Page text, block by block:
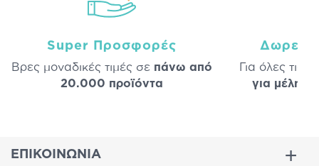
Super Προσφορές
Βρες μοναδικές τιμές σε πάνω από
20.000 προϊόντα
Δωρεάν
Για όλες τις
για μέλη
ΕΠΙΚΟΙΝΩΝΙΑ